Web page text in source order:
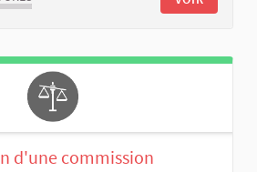
d'une commission